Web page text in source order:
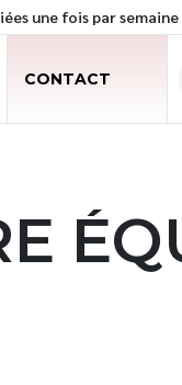
une fois par semaine
CONTACT